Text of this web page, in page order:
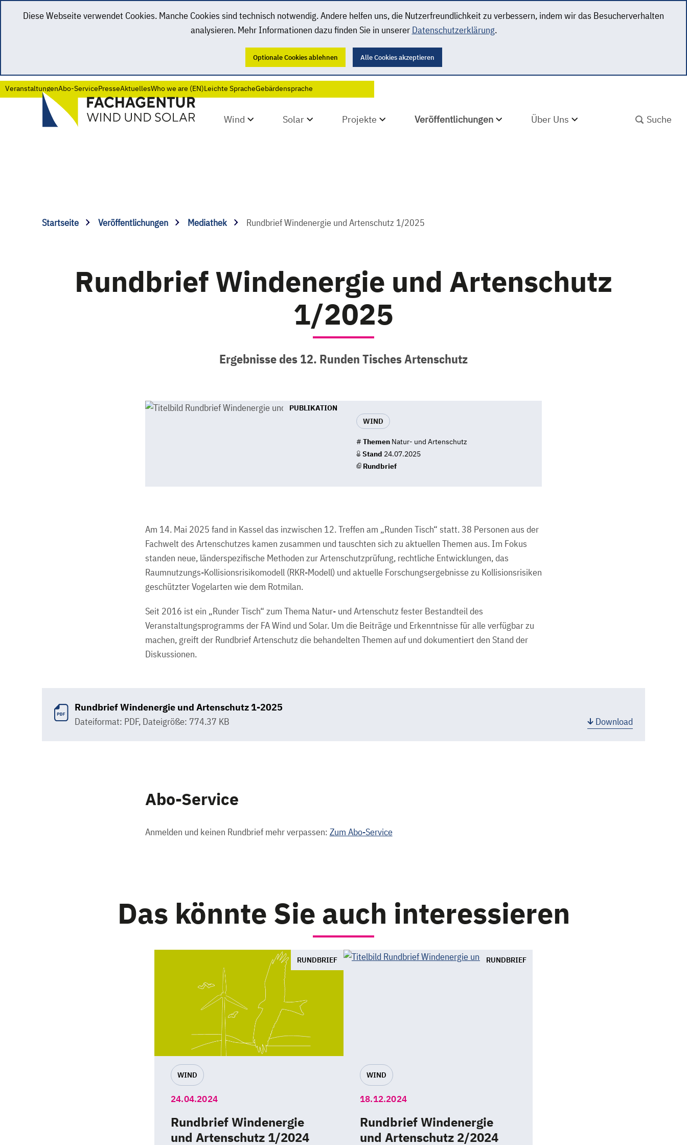
Diese Webseite verwendet Cookies. Manche Cookies sind technisch notwendig. Andere helfen uns, die Nutzerfreundlichkeit zu verbessern, indem wir das Besucherverhalten
analysieren. Mehr Informationen dazu finden Sie in unserer Datenschutzerklärung.
Optionale Cookies ablehnen Alle Cookies akzeptieren
VeranstaltungenAbo-ServicePresseAktuellesWho we are (EN)Leichte SpracheGebärdensprache
Wind Solar Projekte Veröffentlichungen Über Uns
Startseite Veröffentlichungen Mediathek Rundbrief Windenergie und Artenschutz 1/2025
Rundbrief Windenergie und Artenschutz
1/2025
Ergebnisse des 12. Runden Tisches Artenschutz
PUBLIKATION
WIND
# Themen Natur- und Artenschutz
Stand 24.07.2025
Rundbrief
Am 14. Mai 2025 fand in Kassel das inzwischen 12. Treffen am „Runden Tisch“ statt. 38 Personen aus der
Fachwelt des Artenschutzes kamen zusammen und tauschten sich zu aktuellen Themen aus. Im Fokus
standen neue, länderspezifische Methoden zur Artenschutzprüfung, rechtliche Entwicklungen, das
Raumnutzungs-Kollisionsrisikomodell (RKR-Modell) und aktuelle Forschungsergebnisse zu Kollisionsrisiken
geschützter Vogelarten wie dem Rotmilan.
Seit 2016 ist ein „Runder Tisch“ zum Thema Natur- und Artenschutz fester Bestandteil des
Veranstaltungsprogramms der FA Wind und Solar. Um die Beiträge und Erkenntnisse für alle verfügbar zu
machen, greift der Rundbrief Artenschutz die behandelten Themen auf und dokumentiert den Stand der
Diskussionen.
Rundbrief Windenergie und Artenschutz 1-2025
Dateiformat: PDF, Dateigröße: 774.37 KB Download
Abo-Service
Anmelden und keinen Rundbrief mehr verpassen: Zum Abo-Service
Das könnte Sie auch interessieren
RUNDBRIEF
WIND
24.04.2024
Rundbrief Windenergie
und Artenschutz 1/2024
RUNDBRIEF
WIND
18.12.2024
Rundbrief Windenergie
und Artenschutz 2/2024